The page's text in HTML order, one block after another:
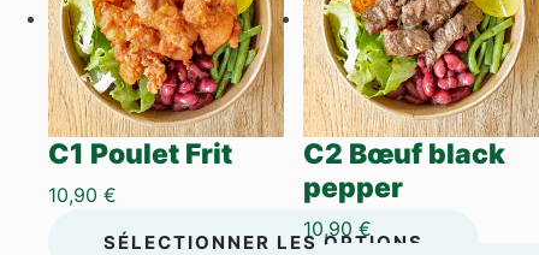
C1 Poulet Frit
10,90 €
SÉLECTIONNER LES OPTIONS
C2 Bœuf black
pepper
10,90€